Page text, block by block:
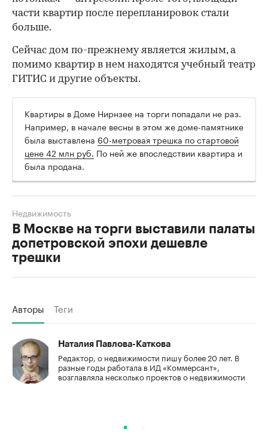
части квартир после перепланировок стали
больше.
Сейчас дом по-прежнему является жилым, а
помимо квартир в нем находятся учебный театр
ГИТИС и другие объекты.
Квартиры в Доме Нирнзее на торги попадали не раз.
Например, в начале весны в этом же доме-памятнике
была выставлена 60-метровая трешка по стартовой
цене 42 млн руб. По ней же впоследствии квартира и
была продана.
В Москве на торги выставили палаты
допетровской эпохи дешевле
трешки
Недвижимость
Авторы Теги
Наталия Павлова-Каткова
Редактор, о недвижимости пишу более 20 лет. В
разные годы работала в ИД «Коммерсант»,
возглавляла несколько проектов о недвижимости